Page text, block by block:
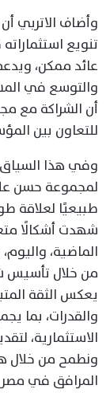
وأضاف الاتربي
تنويع
عائد ممكن،
والتوسع في
أن الشراكة مع
للتعاون بين
وفي هذا
لمجموعة حسن
طبيعيًا لعلاقة
شهدت أشكالًا
الماضية،
من خلال تأسيس
يعكس الثقة
والقدرات، بما
الاستثمارية،
ونطمح من خلال
المرافق في مصر